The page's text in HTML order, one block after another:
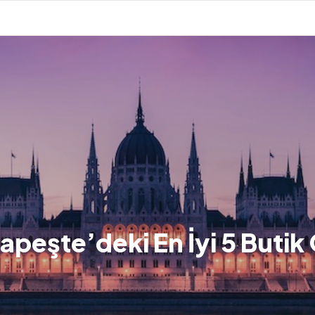
En İyi 5 Butik